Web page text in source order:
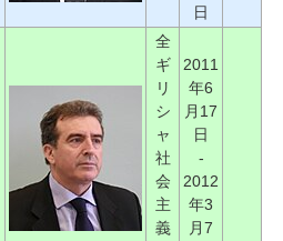
日
全
ギ
リ
シ
ャ
社
会
主
義
2011
年6
月17
日
-
2012
年3
月7